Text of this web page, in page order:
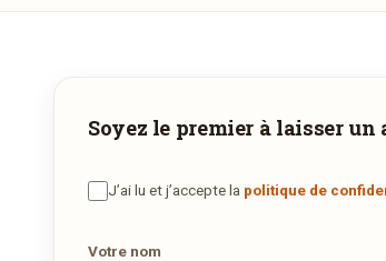
livrer à domicile
chez vous.
Soyez le premier à laisser
J’ai lu et j’accepte la politique de
Votre nom